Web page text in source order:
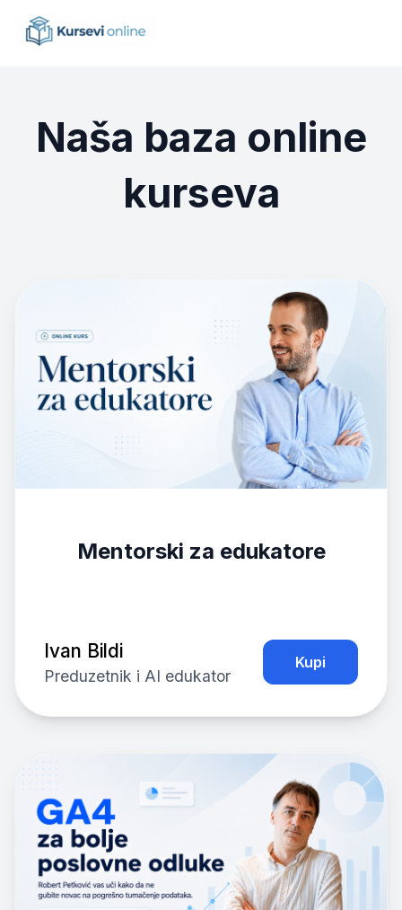
Naša baza online
kurseva
Mentorski za edukatore
Ivan Bildi
Preduzetnik i AI edukator
Kupi